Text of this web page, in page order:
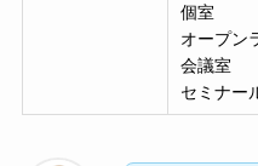
個室
オープン
会議室
セミナー